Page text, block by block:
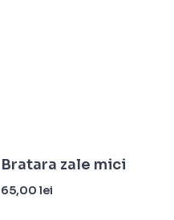
Bratara zale mici
65,00 lei